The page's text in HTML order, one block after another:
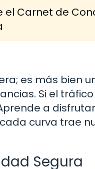
el Carnet de
es más bien
Si el
a
curva trae
Segura